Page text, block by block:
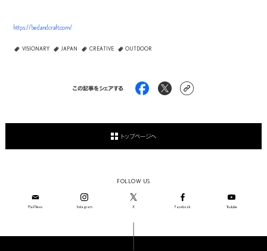
https://bedandcraft.com/
VISIONARY JAPAN CREATIVE OUTDOOR
この記事をシェアする
トップページへ
FOLLOW US
Mail News Instagram X Facebook Youtube